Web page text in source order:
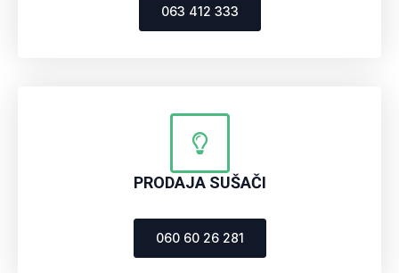
063 412 333
PRODAJA SUŠAČI
060 60 26 281